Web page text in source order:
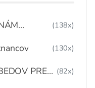
(138x)
(130x)
PRE
(82x)